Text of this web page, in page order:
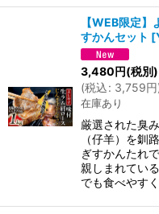
【WEB限定
すかんセット [
3,480円(税別)
(税込: 3,759円
在庫あり
厳選された臭
（仔羊）を釧
ぎすかんたれ
親しまれてい
でも食べやす